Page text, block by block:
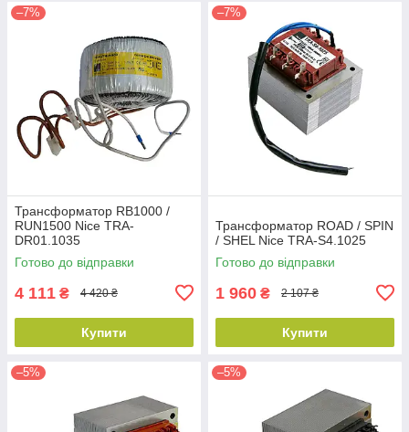
–7%
Трансформатор RB1000 /
RUN1500 Nice TRA-
DR01.1035
Готово до відправки
4 111 ₴ 4 420 ₴
Купити
–7%
Трансформатор ROAD / SPIN
/ SHEL Nice TRA-S4.1025
Готово до відправки
1 960 ₴ 2 107 ₴
Купити
–5% –5%